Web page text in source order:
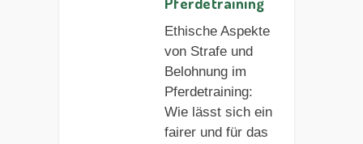
Ethische Aspekte
von Strafe und
Belohnung im
Pferdetraining:
Wie lässt sich ein
fairer und für das